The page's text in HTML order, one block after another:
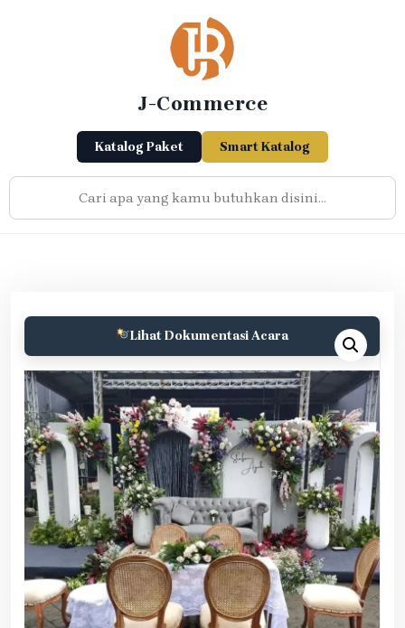
J-Commerce
Katalog Paket Smart Katalog
Lihat Dokumentasi Acara